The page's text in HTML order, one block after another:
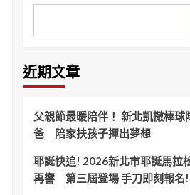
近期文章
父親節最暖陪伴！ 新北凱撒棒球
爸 陪家扶孩子揮出夢想
耶誕快追! 2026新北市耶誕馬拉
再響 第三屆登場 手刀即刻報名!